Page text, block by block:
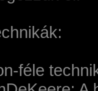
féle